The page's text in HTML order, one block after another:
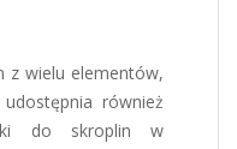
z wielu elementów,
również
do skroplin w